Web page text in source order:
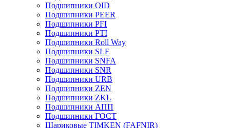
Подшипники OID
Подшипники PEER
Подшипники PFI
Подшипники PTI
Подшипники Roll Way
Подшипники SLF
Подшипники SNFA
Подшипники SNR
Подшипники URB
Подшипники ZEN
Подшипники ZKL
Подшипники АПП
Подшипники ГОСТ
Шариковые ТІMKEN (FAFNIR)